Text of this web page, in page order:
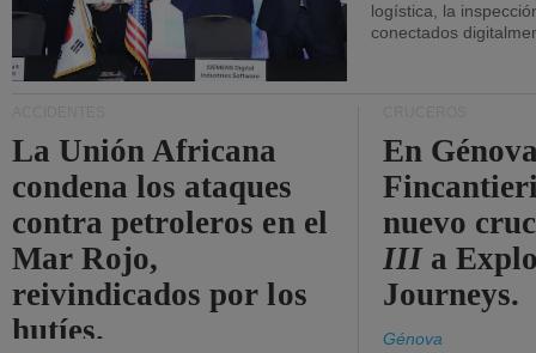
logística, la
conectados
La Unión Africana
condena los ataques
contra petroleros en el
Mar Rojo,
reivindicados por los
hutíes.
En
nuevo
III a
Journeys.
Génova